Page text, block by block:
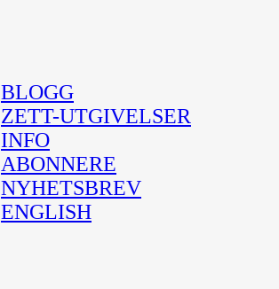
BLOGG
ZETT-UTGIVELSER
INFO
ABONNERE
NYHETSBREV
ENGLISH